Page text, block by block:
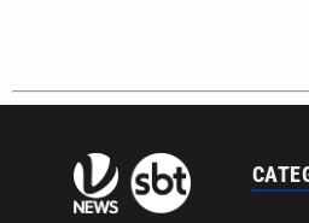
Sobre nós Anuncie agora com a
Copyright © 2026. Todos os direitos